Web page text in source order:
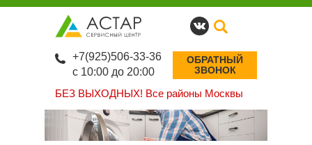
БЕЗ ВЫХОДНЫХ! Все районы Москвы
+7(925)506-33-36
с 10:00 до 20:00
ОБРАТНЫЙ
ЗВОНОК